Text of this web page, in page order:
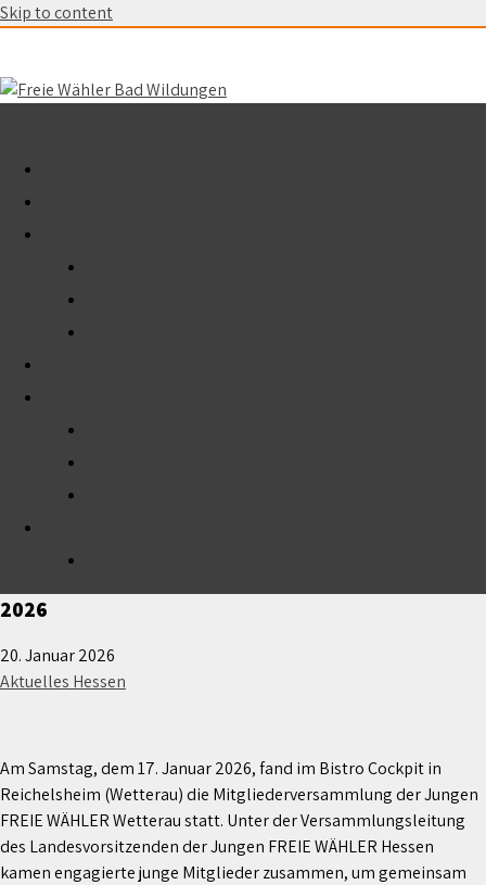
Skip to content
Mitgliederversammlung der Jungen FREIE WÄHLER
Wetterau: Neuer Vorstand – Leander Beier neuer
2026
20. Januar 2026
Aktuelles Hessen
Am Samstag, dem 17. Januar 2026, fand im Bistro Cockpit in
Reichelsheim (Wetterau) die Mitgliederversammlung der Jungen
FREIE WÄHLER Wetterau statt. Unter der Versammlungsleitung
des Landesvorsitzenden der Jungen FREIE WÄHLER Hessen
kamen engagierte junge Mitglieder zusammen, um gemeinsam